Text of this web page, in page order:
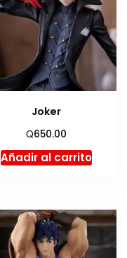
Joker
Q650.00
Añadir al carrito